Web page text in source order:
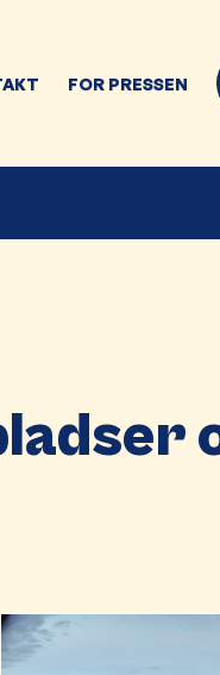
FOR PRESSEN